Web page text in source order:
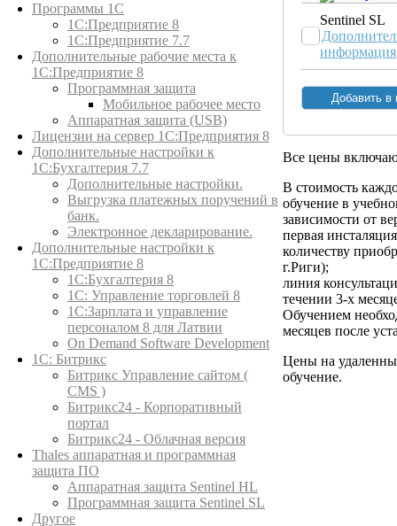
Программы 1С
1С:Предприятие 8
1С:Предприятие 7.7
Дополнительные рабочие места к
1С:Предприятие 8
Программная защита
Мобильное рабочее место
Аппаратная защита (USB)
Лицензии на сервер 1С:Предприятия 8
Дополнительные настройки к
1С:Бухгалтерия 7.7
Дополнительные настройки.
Выгрузка платежных поручений в
банк.
Электронное декларирование.
Дополнительные настройки к
1С:Предприятие 8
1С:Бухгалтерия 8
1C: Управление торговлей 8
1С:Зарплата и управление
персоналом 8 для Латвии
On Demand Software Development
1С: Битрикс
Битрикс Управление сайтом (
CMS )
Битрикс24 - Корпоративный
портал
Битрикс24 - Облачная версия
Thales аппаратная и программная
защита ПО
Аппаратная защита Sentinel HL
Программная защита Sentinel SL
Другое
Sentinel SL
информация
Все цены
В стоимость
обучение в
зависимости от
первая
количеству
г.Риги);
линия
течении 3-х
Обучением
месяцев после
Цены на
обучение.